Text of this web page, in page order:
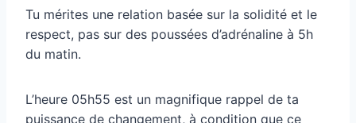
Tu mérites une relation basée sur la solidité et le
respect, pas sur des poussées d’adrénaline à 5h
du matin.
L’heure 05h55 est un magnifique rappel de ta
puissance de changement, à condition que ce